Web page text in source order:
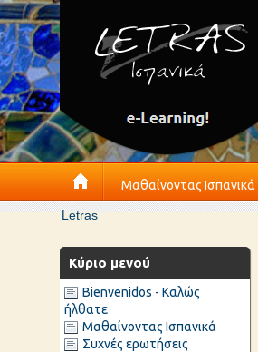
Μαθαίνοντας Ισπανικά
Letras
Κύριο μενού
Bienvenidos - Καλώς
ήλθατε
Μαθαίνοντας Ισπανικά
Συχνές ερωτήσεις